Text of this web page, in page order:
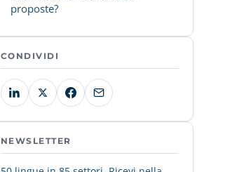
proposte?
CONDIVIDI
NEWSLETTER